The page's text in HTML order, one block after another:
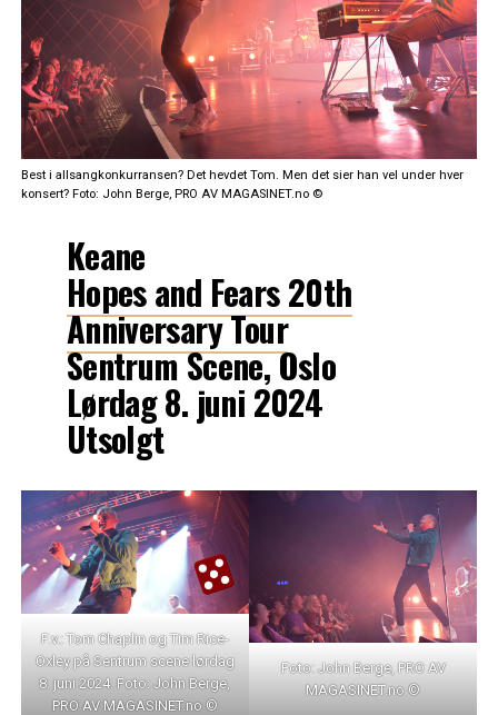
Best i allsangkonkurransen? Det hevdet Tom. Men det sier han vel under hver
konsert? Foto: John Berge, PRO AV MAGASINET.no ©
Keane
Hopes and Fears 20th
Anniversary Tour
Sentrum Scene, Oslo
Lørdag 8. juni 2024
Utsolgt
F.v.: Tom Chaplin og Tim Rice-
Oxley på Sentrum scene lørdag
8. juni 2024. Foto: John Berge,
PRO AV MAGASINET.no ©
Foto: John Berge, PRO AV
MAGASINET.no ©